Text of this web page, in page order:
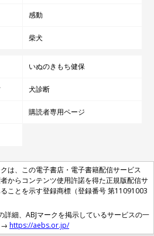
感動
柴犬
いぬのきもち健保
犬診断
購読者専用ページ
は、この電子書店・電子書籍配信サービス
からコンテンツ使用許諾を得た正規版配信サ
ことを示す登録商標（登録番号 第11091003
詳細、ABJマークを掲示しているサービスの一
→ https://aebs.or.jp/